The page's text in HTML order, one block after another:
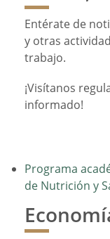
Entérate de
y otras
trabajo.
¡Visítanos
informado!
Programa
de Nutrición y